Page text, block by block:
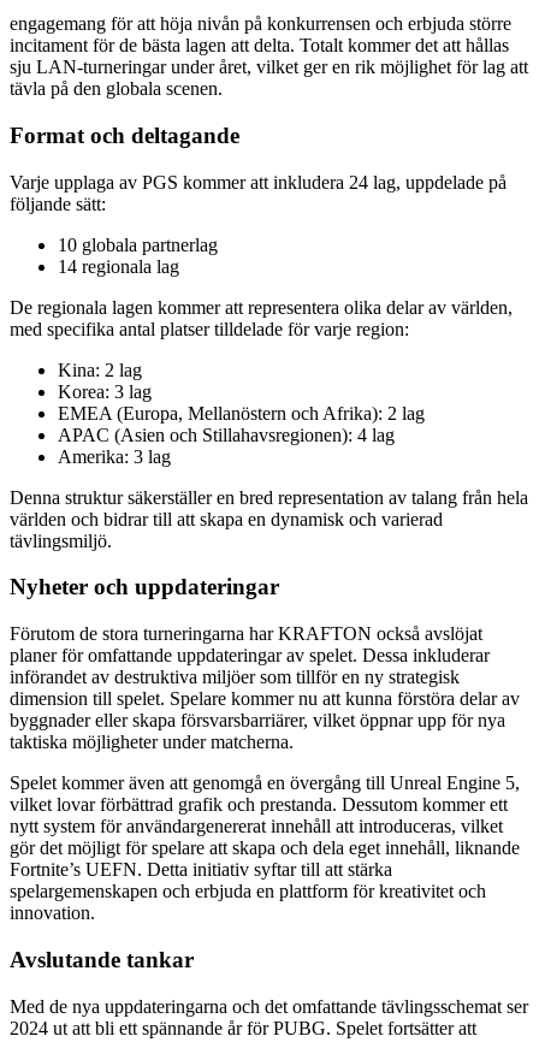
engagemang för att höja nivån på konkurrensen och erbjuda större
incitament för de bästa lagen att delta. Totalt kommer det att hållas
sju LAN-turneringar under året, vilket ger en rik möjlighet för lag att
tävla på den globala scenen.
Format och deltagande
Varje upplaga av PGS kommer att inkludera 24 lag, uppdelade på
följande sätt:
10 globala partnerlag
14 regionala lag
De regionala lagen kommer att representera olika delar av världen,
med specifika antal platser tilldelade för varje region:
Kina: 2 lag
Korea: 3 lag
EMEA (Europa, Mellanöstern och Afrika): 2 lag
APAC (Asien och Stillahavsregionen): 4 lag
Amerika: 3 lag
Denna struktur säkerställer en bred representation av talang från hela
världen och bidrar till att skapa en dynamisk och varierad
tävlingsmiljö.
Nyheter och uppdateringar
Förutom de stora turneringarna har KRAFTON också avslöjat
planer för omfattande uppdateringar av spelet. Dessa inkluderar
införandet av destruktiva miljöer som tillför en ny strategisk
dimension till spelet. Spelare kommer nu att kunna förstöra delar av
byggnader eller skapa försvarsbarriärer, vilket öppnar upp för nya
taktiska möjligheter under matcherna.
Spelet kommer även att genomgå en övergång till Unreal Engine 5,
vilket lovar förbättrad grafik och prestanda. Dessutom kommer ett
nytt system för användargenererat innehåll att introduceras, vilket
gör det möjligt för spelare att skapa och dela eget innehåll, liknande
Fortnite’s UEFN. Detta initiativ syftar till att stärka
spelargemenskapen och erbjuda en plattform för kreativitet och
innovation.
Avslutande tankar
Med de nya uppdateringarna och det omfattande tävlingsschemat ser
2024 ut att bli ett spännande år för PUBG. Spelet fortsätter att